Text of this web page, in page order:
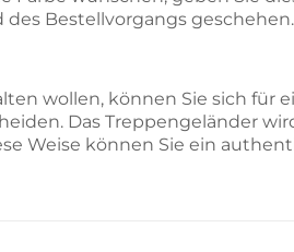
Bestellvorgangs geschehen.
wollen, können Sie sich für
Das Treppengeländer
Weise können Sie ein